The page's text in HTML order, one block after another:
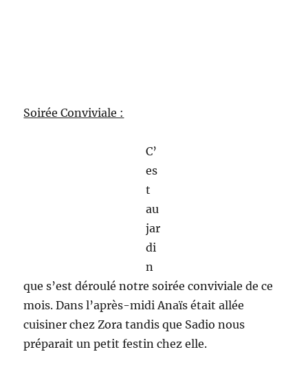
Soirée Conviviale :
C’
es
t
au
jar
di
n
que s’est déroulé notre soirée conviviale de ce
mois. Dans l’après-midi Anaïs était allée
cuisiner chez Zora tandis que Sadio nous
préparait un petit festin chez elle.